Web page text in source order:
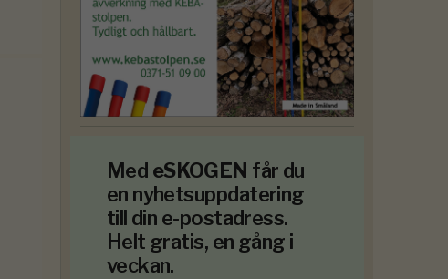
Med eSKOGEN får du
en nyhetsuppdatering
till din e-postadress.
Helt gratis, en gång i
veckan.